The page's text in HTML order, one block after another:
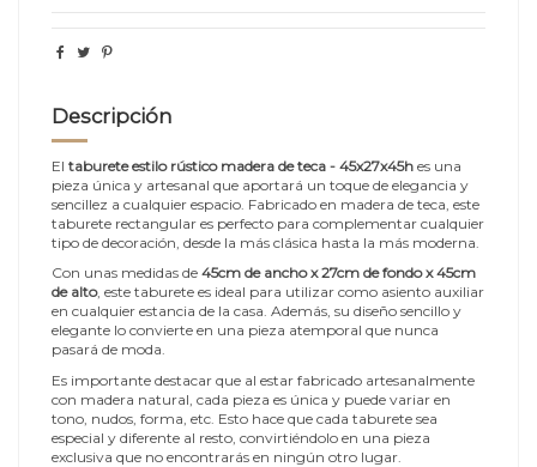
Descripción
El taburete estilo rústico madera de teca - 45x27x45h es una
pieza única y artesanal que aportará un toque de elegancia y
sencillez a cualquier espacio. Fabricado en madera de teca, este
taburete rectangular es perfecto para complementar cualquier
tipo de decoración, desde la más clásica hasta la más moderna.
Con unas medidas de 45cm de ancho x 27cm de fondo x 45cm
de alto, este taburete es ideal para utilizar como asiento auxiliar
en cualquier estancia de la casa. Además, su diseño sencillo y
elegante lo convierte en una pieza atemporal que nunca
pasará de moda.
Es importante destacar que al estar fabricado artesanalmente
con madera natural, cada pieza es única y puede variar en
tono, nudos, forma, etc. Esto hace que cada taburete sea
especial y diferente al resto, convirtiéndolo en una pieza
exclusiva que no encontrarás en ningún otro lugar.